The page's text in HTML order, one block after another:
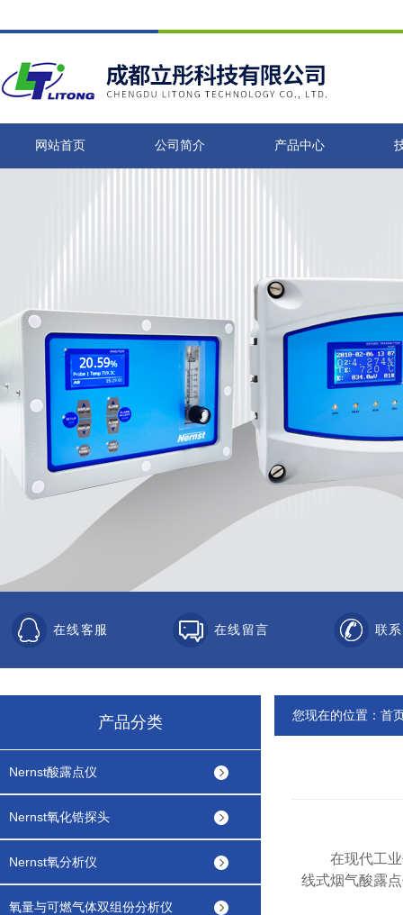
网站首页 公司简介 产品中心
在线客服 在线留言 联
产品分类
Nernst酸露点仪
Nernst氧化锆探头
Nernst氧分析仪
氧量与可燃气体双组份分析仪
您现在的位置： 首
在现代工业领
线式烟气酸露